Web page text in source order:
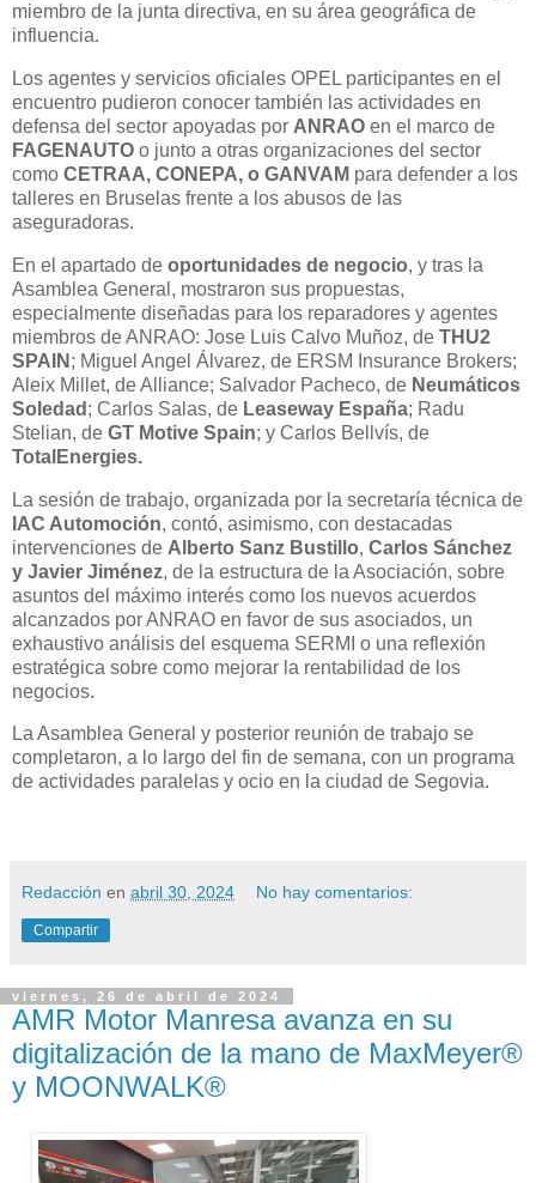
miembro de la junta directiva, en su área geográfica de
influencia.
Los agentes y servicios oficiales OPEL participantes en el
encuentro pudieron conocer también las actividades en
defensa del sector apoyadas por ANRAO en el marco de
FAGENAUTO o junto a otras organizaciones del sector
como CETRAA, CONEPA, o GANVAM para defender a los
talleres en Bruselas frente a los abusos de las
aseguradoras.
En el apartado de oportunidades de negocio, y tras la
Asamblea General, mostraron sus propuestas,
especialmente diseñadas para los reparadores y agentes
miembros de ANRAO: Jose Luis Calvo Muñoz, de THU2
SPAIN ; Miguel Angel Álvarez, de ERSM Insurance Brokers;
Aleix Millet, de Alliance; Salvador Pacheco, de Neumáticos
Soledad ; Carlos Salas, de Leaseway España; Radu
Stelian, de GT Motive Spain; y Carlos Bellvís, de
TotalEnergies.
La sesión de trabajo, organizada por la secretaría técnica de
IAC Automoción, contó, asimismo, con destacadas
intervenciones de Alberto Sanz Bustillo, Carlos Sánchez
y Javier Jiménez, de la estructura de la Asociación, sobre
asuntos del máximo interés como los nuevos acuerdos
alcanzados por ANRAO en favor de sus asociados, un
exhaustivo análisis del esquema SERMI o una reflexión
estratégica sobre como mejorar la rentabilidad de los
negocios.
La Asamblea General y posterior reunión de trabajo se
completaron, a lo largo del fin de semana, con un programa
de actividades paralelas y ocio en la ciudad de Segovia.
Redacción en abril 30, 2024 No hay comentarios:
Compartir
viernes, 26 de abril de 2024
AMR Motor Manresa avanza en su
digitalización de la mano de MaxMeyer®
y MOONWALK®